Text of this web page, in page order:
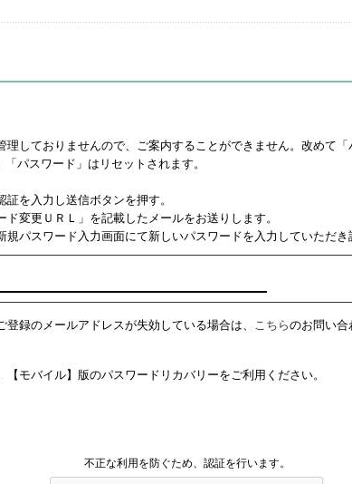
しておりませんので、ご案内することができません。改めて「
パスワード」はリセットされます。
を入力し送信ボタンを押す。
変更ＵＲＬ」を記載したメールをお送りします。
パスワード入力画面にて新しいパスワードを入力していただき
録のメールアドレスが失効している場合は、 こちらのお問い合
モバイル】版のパスワードリカバリーをご利用ください。
不正な利用を防ぐため、認証を行います。